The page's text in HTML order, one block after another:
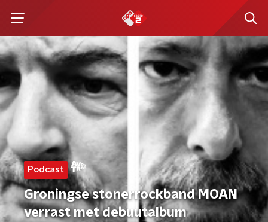
Podcast
Groningse stonerrockband MOAN
verrast met debuutalbum